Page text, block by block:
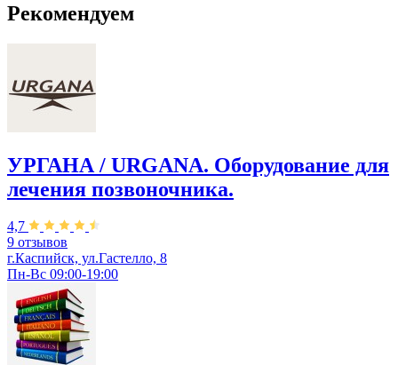
Рекомендуем
УРГАНА / URGANA. Оборудование для
лечения позвоночника.
4,7
9 отзывов
г.Каспийск, ул.Гастелло, 8
Пн-Вс 09:00-19:00